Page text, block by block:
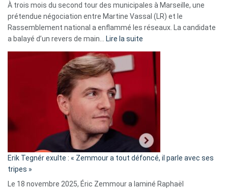
À trois mois du second tour des municipales à Marseille, une
prétendue négociation entre Martine Vassal (LR) et le
Rassemblement national a enflammé les réseaux. La candidate
a balayé d’un revers de main…
Lire la suite
d’alliance
secrète
«
C’est
fake
Erik Tegnér exulte : « Zemmour a tout défoncé, il parle avec ses
tripes »
Le 18 novembre 2025, Éric Zemmour a laminé Raphaël